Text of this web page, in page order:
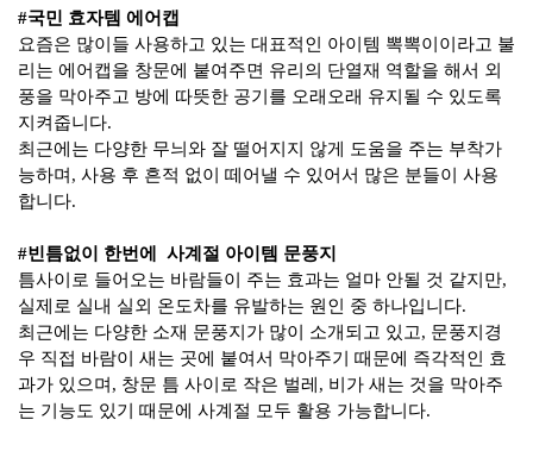
#국민 효자템 에어캡
요즘은 많이들 사용하고 있는 대표적인 아이템 뽁뽁이이라고 불
리는 에어캡을 창문에 붙여주면 유리의 단열재 역할을 해서 외
풍을 막아주고 방에 따뜻한 공기를 오래오래 유지될 수 있도록
지켜줍니다.
최근에는 다양한 무늬와 잘 떨어지지 않게 도움을 주는 부착가
능하며 , 사용 후 흔적 없이 떼어낼 수 있어서 많은 분들이 사용
합니다.
#빈틈없이 한번에
사계절 아이템 문풍지
틈사이로 들어오는 바람들이 주는 효과는 얼마 안될 것 같지만,
실제로 실내 실외 온도차를 유발하는 원인 중 하나입니다.
최근에는 다양한 소재 문풍지가 많이 소개되고 있고, 문풍지경
우 직접 바람이 새는 곳에 붙여서 막아주기 때문에 즉각적인 효
과가 있으며 , 창문 틈 사이로 작은 벌레 , 비가 새는 것을 막아주
는 기능도 있기 때문에 사계절 모두 활용 가능합니다.